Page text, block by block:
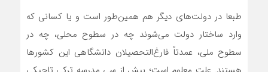
طبعا در دولت‌های دیگر هم همین‌طور است و یا کسانی که
وارد ساختار دولت می‌شوند چه در سطوح محلی، چه در
سطوح ملی، عمدتاً فارغ‌التحصیلان دانشگاهی این کشورها